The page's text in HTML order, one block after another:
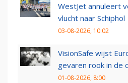
WestJet annuleert
vlucht naar Schiphol
03-08-2026, 10:02
VisionSafe wijst
gevaren rook in de
01-08-2026, 8:00